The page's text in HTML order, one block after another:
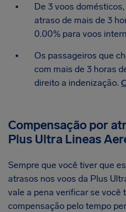
De 3 voos
atraso de mais de 3
0.00% para voos
Os passageiros que
com mais de 3 horas
direito a indenização.
Compensação por
Plus Ultra Lineas
Sempre que você tiver que
atrasos nos voos da Plus
vale a pena verificar se você
compensação pelo tempo